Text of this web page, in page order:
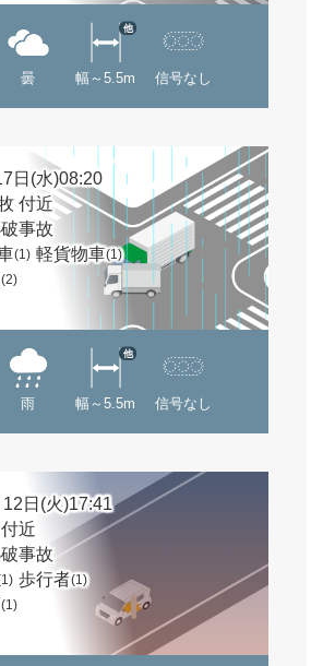
曇 幅～5.5m
他
信号なし
日(水)08:20
付近
事故
(1) 軽貨物車(1)
(2)
雨 幅～5.5m
他
信号なし
日(火)17:41
近
事故
歩行者(1)
(1)